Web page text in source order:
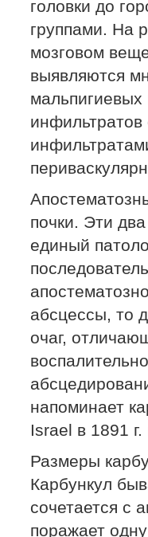
головки до
группами. На
мозговом
выявляются
мальпигиевых
почки. Эти
единый
абсцессы, то
очаг,
напоминает
Israel в 1891
Размеры
Карбункул
сочетается с
поражает